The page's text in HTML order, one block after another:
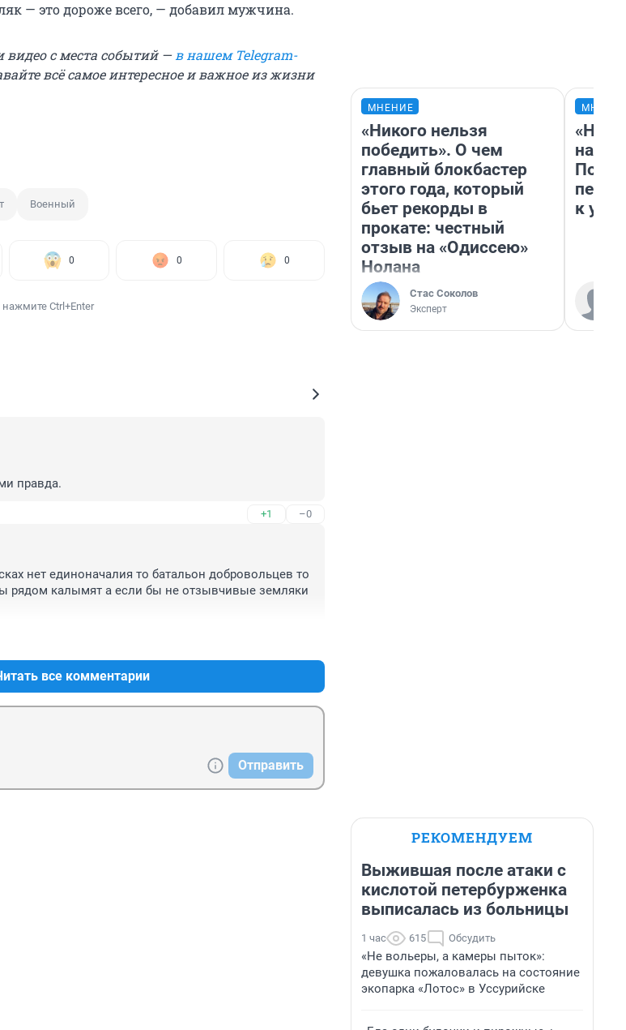
— это дороже всего, — добавил мужчина.
видео с места событий — в нашем Telegram-
всё самое интересное и важное из жизни
Военный
0 0 0
Ctrl+Enter
правда.
+1 –0
нет единоначалия то батальон добровольцев то
рядом калымят а если бы не отзывчивые земляки
все комментарии
Отправить
МНЕНИЕ
«Никого нельзя
победить». О чем
главный блокбастер
этого года, который
бьет рекорды в
прокате: честный
отзыв на «Одиссею»
Нолана
Стас Соколов
Эксперт
надо
к
РЕКОМЕНДУЕМ
Выжившая после атаки с
кислотой петербурженка
выписалась из больницы
1 час 615 Обсудить
«Не вольеры, а камеры пыток»:
девушка пожаловалась на состояние
экопарка «Лотос» в Уссурийске